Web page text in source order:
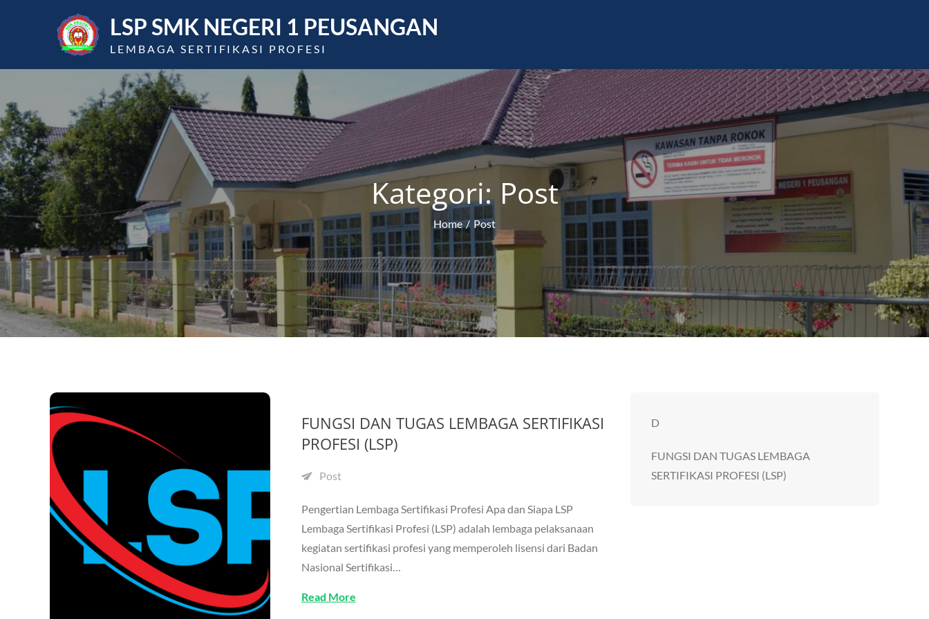
LSP SMK NEGERI 1 PEUSANGAN
LEMBAGA SERTIFIKASI PROFESI
Kategori: Post
Home Post
FUNGSI DAN TUGAS LEMBAGA SERTIFIKASI
PROFESI (LSP)
Post
Pengertian Lembaga Sertifikasi Profesi Apa dan Siapa LSP
Lembaga Sertifikasi Profesi (LSP) adalah lembaga pelaksanaan
kegiatan sertifikasi profesi yang memperoleh lisensi dari Badan
Nasional Sertifikasi…
Read More
D
FUNGSI DAN TUGAS LEMBAGA
SERTIFIKASI PROFESI (LSP)